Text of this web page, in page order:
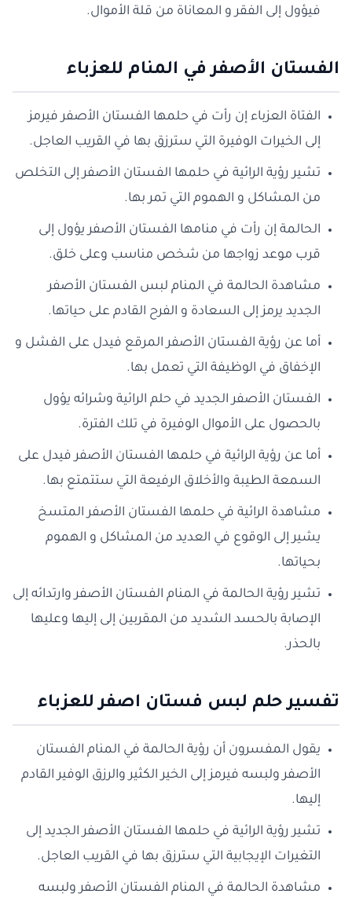
فيؤول إلى الفقر و المعاناة من قلة الأموال.
الفستان الأصفر في المنام للعزباء
الفتاة العزباء إن رأت في حلمها الفستان الأصفر فيرمز
إلى الخيرات الوفيرة التي سترزق بها في القريب العاجل.
تشير رؤية الرائية في حلمها الفستان الأصفر إلى التخلص
من المشاكل و الهموم التي تمر بها.
الحالمة إن رأت في منامها الفستان الأصفر يؤول إلى
قرب موعد زواجها من شخص مناسب وعلى خلق.
مشاهدة الحالمة في المنام لبس الفستان الأصفر
الجديد يرمز إلى السعادة و الفرح القادم على حياتها.
أما عن رؤية الفستان الأصفر المرقع فيدل على الفشل و
الإخفاق في الوظيفة التي تعمل بها.
الفستان الأصفر الجديد في حلم الرائية وشرائه يؤول
بالحصول على الأموال الوفيرة في تلك الفترة.
أما عن رؤية الرائية في حلمها الفستان الأصفر فيدل على
السمعة الطيبة والأخلاق الرفيعة التي ستتمتع بها.
مشاهدة الرائية في حلمها الفستان الأصفر المتسخ
يشير إلى الوقوع في العديد من المشاكل و الهموم
بحياتها.
تشير رؤية الحالمة في المنام الفستان الأصفر وارتدائه إلى
الإصابة بالحسد الشديد من المقربين إلى إليها وعليها
بالحذر.
تفسير حلم لبس فستان اصفر للعزباء
يقول المفسرون أن رؤية الحالمة في المنام الفستان
الأصفر ولبسه فيرمز إلى الخير الكثير والرزق الوفير القادم
إليها.
تشير رؤية الرائية في حلمها الفستان الأصفر الجديد إلى
التغيرات الإيجابية التي سترزق بها في القريب العاجل.
مشاهدة الحالمة في المنام الفستان الأصفر ولبسه